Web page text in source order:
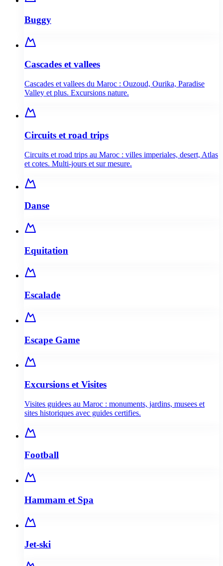
Buggy
Cascades et vallees
Cascades et vallees du Maroc : Ouzoud, Ourika, Paradise
Valley et plus. Excursions nature.
Circuits et road trips
Circuits et road trips au Maroc : villes imperiales, desert, Atlas
et cotes. Multi-jours et sur mesure.
Danse
Equitation
Escalade
Escape Game
Excursions et Visites
Visites guidees au Maroc : monuments, jardins, musees et
sites historiques avec guides certifies.
Football
Hammam et Spa
Jet-ski